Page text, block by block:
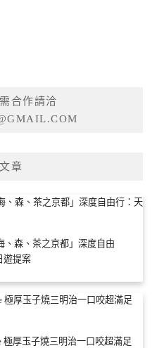
合作請洽
章
、森、茶之京都」深度自由
遊提案
極厚玉子燒三明治一口咬超滿足